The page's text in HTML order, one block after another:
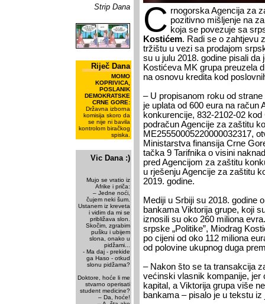
Strip Dana
Riječ Dana
MOMO
KOPRIVICA,
POSLANIK
DEMOKRATSKE
CRNE GORE:
Državna izborna
komisija skoro da
se nije ni bavila
kontrolom biračkog
spiska.
Vic Dana :)
Mujo se vratio iz
Afrike i priča:
– Jedne noći,
čujem neki šum.
Ustanem iz kreveta
i vidim da mi se
približava slon.
Skočim, zgrabim
pušku i ubijem
slona, onako u
pidžami...
- Ma daj - prekide
ga Haso - otkud
slonu pidžama?
Doktore, hoće li me
stvarno operisati
student medicine?
– Da, hoće!
C rnogorska Agencija za
pozitivno mišljenje na
koja se povezuje sa
Kostićem. Radi se o zahtjevu
tržištu u vezi sa prodajom
su u julu 2018. godine pisali da
Kostićeva MK grupa preuzela
na osnovu kredita kod
– U propisanom roku od
je uplata od 600 eura na račun
konkurencije, 832-2102-02
podračun Agencije za zaštitu
ME25550005220000032317,
Ministarstva finansija Crne
tačka 9 Tarifnika o visini
pred Agencijom za zaštitu
u rješenju Agencije za zaštitu
2019. godine.
Mediji u Srbiji su 2018. godine
bankama Viktorija grupe, koji
iznosili su oko 260 miliona
srpske „Politike”, Miodrag
po cijeni od oko 112 miliona
od polovine ukupnog duga
– Nakon što se ta transakcija
većinski vlasnik kompanije, jer
kapital, a Viktorija grupa više
bankama – pisalo je u tekstu iz